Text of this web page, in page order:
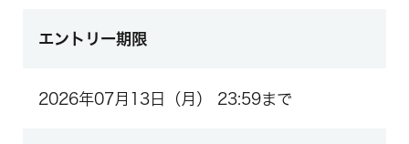
エントリー期限
2026年07月13日（月） 23:59まで